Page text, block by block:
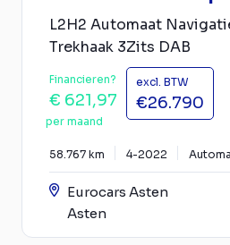
L2H2 Automaat
Trekhaak 3Zits DAB
Financieren?
€ 621,97
per maand
excl. BTW
€26.790
58.767 km 4-2022
Eurocars Asten
Asten